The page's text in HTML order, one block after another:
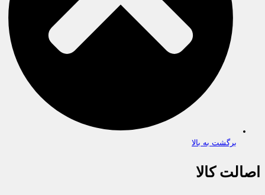
برگشت به بالا
اصالت کالا